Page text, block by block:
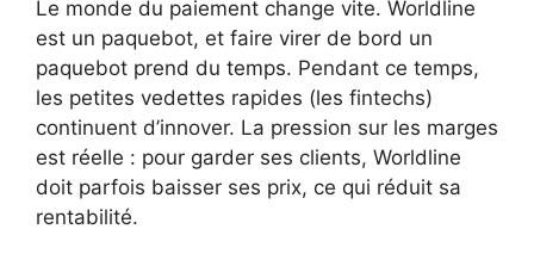
Le monde du paiement change vite. Worldline
est un paquebot, et faire virer de bord un
paquebot prend du temps. Pendant ce temps,
les petites vedettes rapides (les fintechs)
continuent d’innover. La pression sur les marges
est réelle : pour garder ses clients, Worldline
doit parfois baisser ses prix, ce qui réduit sa
rentabilité.